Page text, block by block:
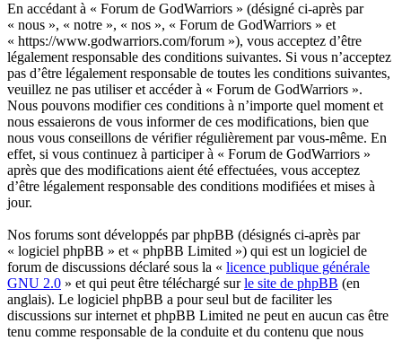
En accédant à « Forum de GodWarriors » (désigné ci-après par
« nous », « notre », « nos », « Forum de GodWarriors » et
« https://www.godwarriors.com/forum »), vous acceptez d’être
légalement responsable des conditions suivantes. Si vous n’acceptez
pas d’être légalement responsable de toutes les conditions suivantes,
veuillez ne pas utiliser et accéder à « Forum de GodWarriors ».
Nous pouvons modifier ces conditions à n’importe quel moment et
nous essaierons de vous informer de ces modifications, bien que
nous vous conseillons de vérifier régulièrement par vous-même. En
effet, si vous continuez à participer à « Forum de GodWarriors »
après que des modifications aient été effectuées, vous acceptez
d’être légalement responsable des conditions modifiées et mises à
jour.
Nos forums sont développés par phpBB (désignés ci-après par
« logiciel phpBB » et « phpBB Limited ») qui est un logiciel de
forum de discussions déclaré sous la « licence publique générale
GNU 2.0 » et qui peut être téléchargé surle site de phpBB (en
anglais). Le logiciel phpBB a pour seul but de faciliter les
discussions sur internet et phpBB Limited ne peut en aucun cas être
tenu comme responsable de la conduite et du contenu que nous